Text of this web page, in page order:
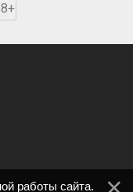
работы сайта.